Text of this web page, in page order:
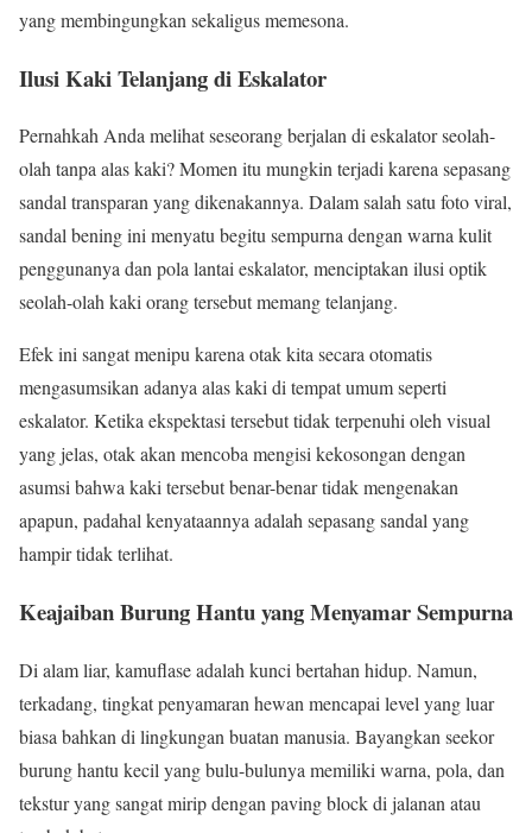
yang membingungkan sekaligus memesona.
Ilusi Kaki Telanjang di Eskalator
Pernahkah Anda melihat seseorang berjalan di eskalator seolah-
olah tanpa alas kaki? Momen itu mungkin terjadi karena sepasang
sandal transparan yang dikenakannya. Dalam salah satu foto viral,
sandal bening ini menyatu begitu sempurna dengan warna kulit
penggunanya dan pola lantai eskalator, menciptakan ilusi optik
seolah-olah kaki orang tersebut memang telanjang.
Efek ini sangat menipu karena otak kita secara otomatis
mengasumsikan adanya alas kaki di tempat umum seperti
eskalator. Ketika ekspektasi tersebut tidak terpenuhi oleh visual
yang jelas, otak akan mencoba mengisi kekosongan dengan
asumsi bahwa kaki tersebut benar-benar tidak mengenakan
apapun, padahal kenyataannya adalah sepasang sandal yang
hampir tidak terlihat.
Keajaiban Burung Hantu yang Menyamar Sempurna
Di alam liar, kamuflase adalah kunci bertahan hidup. Namun,
terkadang, tingkat penyamaran hewan mencapai level yang luar
biasa bahkan di lingkungan buatan manusia. Bayangkan seekor
burung hantu kecil yang bulu-bulunya memiliki warna, pola, dan
tekstur yang sangat mirip dengan paving block di jalanan atau